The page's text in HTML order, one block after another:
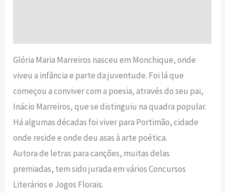
Glória Maria Marreiros nasceu em Monchique, onde
viveu a infância e parte da juventude. Foi lá que
começou a conviver com a poesia, através do seu pai,
Inácio Marreiros, que se distinguiu na quadra popular.
Há algumas décadas foi viver para Portimão, cidade
onde reside e onde deu asas à arte poética.
Autora de letras para canções, muitas delas
premiadas, tem sido jurada em vários Concursos
Literários e Jogos Florais.